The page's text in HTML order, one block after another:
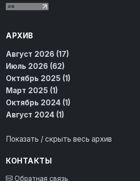
АРХИВ
Август 2026 (17)
Июль 2026 (62)
Октябрь 2025 (1)
Март 2025 (1)
Октябрь 2024 (1)
Август 2024 (1)
Показать / скрыть весь архив
КОНТАКТЫ
Обратная связь